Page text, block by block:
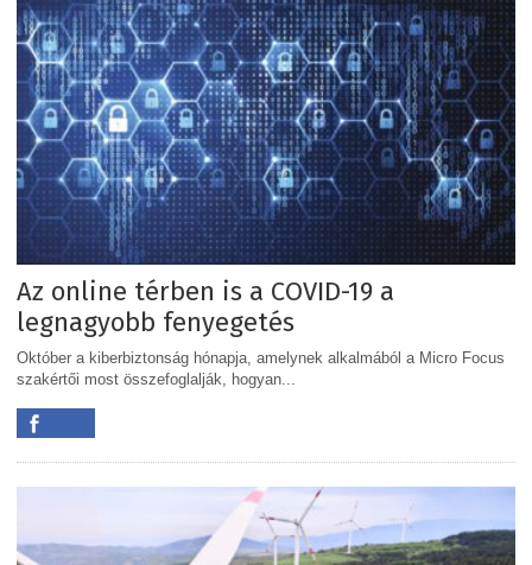
Az online térben is a COVID-19 a
legnagyobb fenyegetés
Október a kiberbiztonság hónapja, amelynek alkalmából a Micro Focus
szakértői most összefoglalják, hogyan...